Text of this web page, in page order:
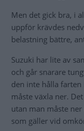
Men det gick bra, i
uppför krävdes
belastning bättre,
Suzuki har lite av
och går snarare
den inte hålla
måste växla ner.
utan man måste
som gäller vid